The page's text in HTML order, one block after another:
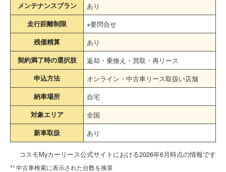
メンテナンスプラン あり
走行距離制限 ※要問合せ
残価精算 あり
契約満了時の選択肢 返却・乗換え・買取・再リース
申込方法 オンライン・中古車リース取扱い店舗
納車場所 自宅
対象エリア 全国
新車取扱 あり
コスモMyカーリース公式サイトにおける2026年6月時点の情報です
*² 中古車検索に表示された台数を換算